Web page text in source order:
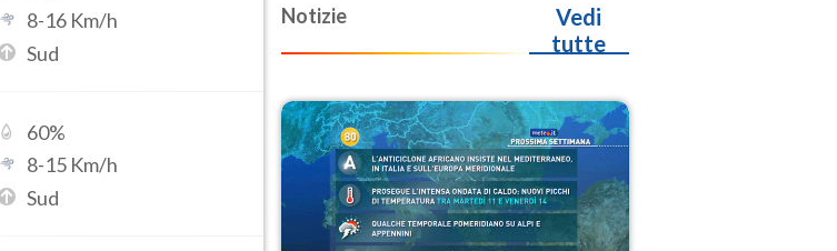
8-16 Km/h
Sud
60%
8-15 Km/h
Sud
Notizie
Vedi
tutte